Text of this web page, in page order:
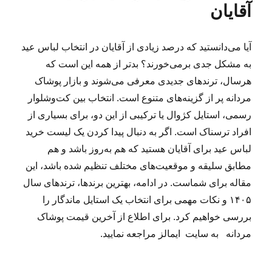
آقایان
آیا می‌دانستید که درصد زیادی از آقایان در انتخاب لباس عید
به مشکل جدی برمی‌خورند؟ بدتر از همه این است که
هرسال، ترندهای جدیدی معرفی می‌شوند و بازار پوشاک
مردانه پر از گزینه‌های متنوع است. انتخاب بین کت‌وشلوار
رسمی، استایل کژوال یا ترکیبی از این دو، برای بسیاری از
افراد ترسناک است. اگر به دنبال پیدا کردن یک لیست خرید
لباس عید برای آقایان هستید که هم به‌روز باشد و هم
مطابق سلیقه و موقعیت‌های مختلف تنظیم شده باشد، این
مقاله برای شماست. در ادامه، بهترین برندها، ترندهای سال
۱۴۰۵ و نکات مهمی برای انتخاب یک استایل ماندگار را
بررسی خواهیم کرد. برای اطلاع از آخرین قیمت پوشاک
مردانه به سایت ایمالز مراجعه نمایید.